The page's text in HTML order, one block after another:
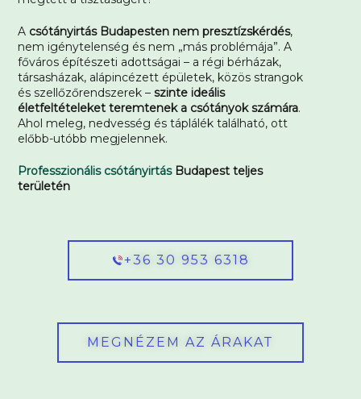
A csótányirtás Budapesten nem presztízskérdés,
nem igénytelenség és nem „más problémája”. A
főváros építészeti adottságai – a régi bérházak,
társasházak, alápincézett épületek, közös strangok
és szellőzőrendszerek –szinte ideális
életfeltételeket teremtenek a csótányok számára.
Ahol meleg, nedvesség és táplálék található, ott
előbb-utóbb megjelennek.
Professzionális csótányirtásBudapest teljes
területén
+36 30 953 6318
MEGNÉZEM AZ ÁRAKAT